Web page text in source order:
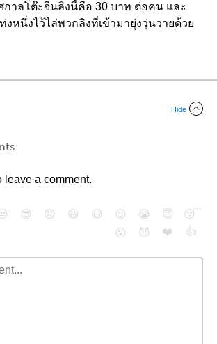
กาลโต๊ะจีนลิงนี้คือ 30 บาท ต่อคน และ
หนึ่งไว้ไล่พวกลิงที่เข้ามายุ่งวุ่นวายด้วย
Hide
leave a comment.
😎 😠 😆 😅 😉 😭 😇
😴
😮
😈 ❤️ 👍